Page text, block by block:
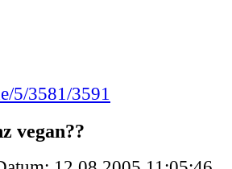
5/3581/3591
vegan??